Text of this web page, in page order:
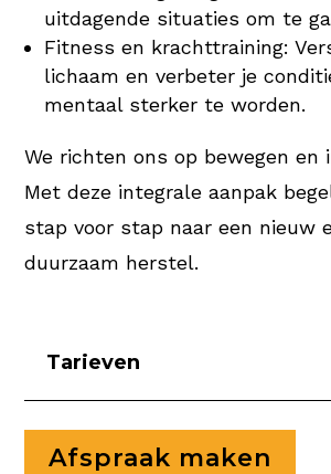
uitdagende situaties om te
Fitness en krachttraining:
lichaam en verbeter je
mentaal sterker te worden.
We richten ons op bewegen en
Met deze integrale aanpak
stap voor stap naar een nieuw
duurzaam herstel.
Tarieven
Afspraak maken